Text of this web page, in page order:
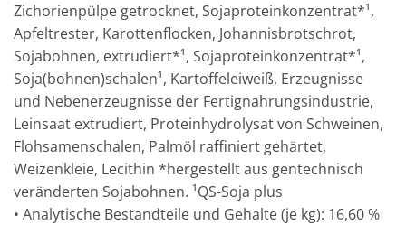
Zichorienpülpe getrocknet, Sojaproteinkonzentrat*¹,
Apfeltrester, Karottenflocken, Johannisbrotschrot,
Sojabohnen, extrudiert*¹, Sojaproteinkonzentrat*¹,
Soja(bohnen)schalen¹, Kartoffeleiweiß, Erzeugnisse
und Nebenerzeugnisse der Fertignahrungsindustrie,
Leinsaat extrudiert, Proteinhydrolysat von Schweinen,
Flohsamenschalen, Palmöl raffiniert gehärtet,
Weizenkleie, Lecithin *hergestellt aus gentechnisch
veränderten Sojabohnen. ¹QS-Soja plus
• Analytische Bestandteile und Gehalte (je kg): 16,60 %